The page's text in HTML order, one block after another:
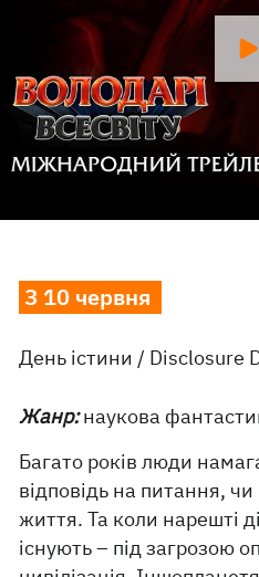
З 10 червня
День істини / Disclosure
Жанр:наукова
Багато років люди
відповідь на питання,
життя. Та коли нарешті
існують – під загрозою